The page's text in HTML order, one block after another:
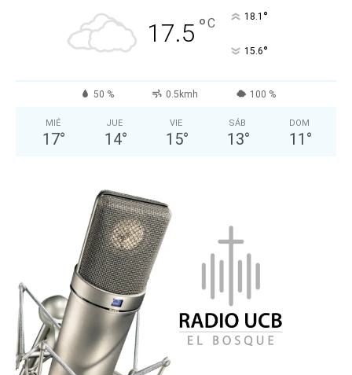
17.5 °C 18.1 °
15.6°
50 % 0.5kmh 100 %
MIÉ
17°
JUE
14°
VIE
15°
SÁB
13°
DOM
11 °